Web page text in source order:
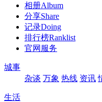
相册Album
分享Share
记录Doing
排行榜Ranklist
官网服务
城事
杂谈 万象 热线 资讯
生活